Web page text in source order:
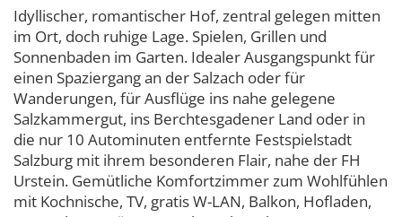
Idyllischer, romantischer Hof, zentral gelegen mitten
im Ort, doch ruhige Lage. Spielen, Grillen und
Sonnenbaden im Garten. Idealer Ausgangspunkt für
einen Spaziergang an der Salzach oder für
Wanderungen, für Ausflüge ins nahe gelegene
Salzkammergut, ins Berchtesgadener Land oder in
die nur 10 Autominuten entfernte Festspielstadt
Salzburg mit ihrem besonderen Flair, nahe der FH
Urstein. Gemütliche Komfortzimmer zum Wohlfühlen
mit Kochnische, TV, gratis W-LAN, Balkon, Hofladen,